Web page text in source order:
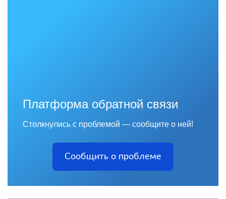
Платформа обратной связи
Столкнулись с проблемой — сообщите о ней!
Сообщить о проблеме